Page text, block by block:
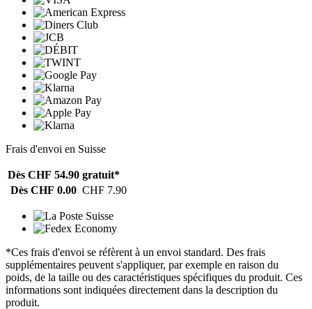
Frais d'envoi en Suisse
Dès CHF 54.90 gratuit*
Dès CHF 0.00 CHF 7.90
*Ces frais d'envoi se réfèrent à un envoi standard. Des frais
supplémentaires peuvent s'appliquer, par exemple en raison du
poids, de la taille ou des caractéristiques spécifiques du produit. Ces
informations sont indiquées directement dans la description du
produit.